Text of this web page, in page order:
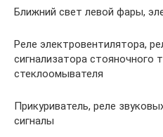
Ближний свет левой фары,
Реле электровентилятора,
сигнализатора стояночного
стеклоомывателя
Прикуриватель, реле
сигналы